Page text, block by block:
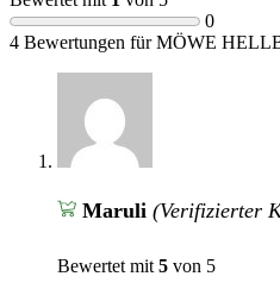
0
4 Bewertungen fürMÖWE
Maruli (Verifizierter
Bewertet mit 5 von 5